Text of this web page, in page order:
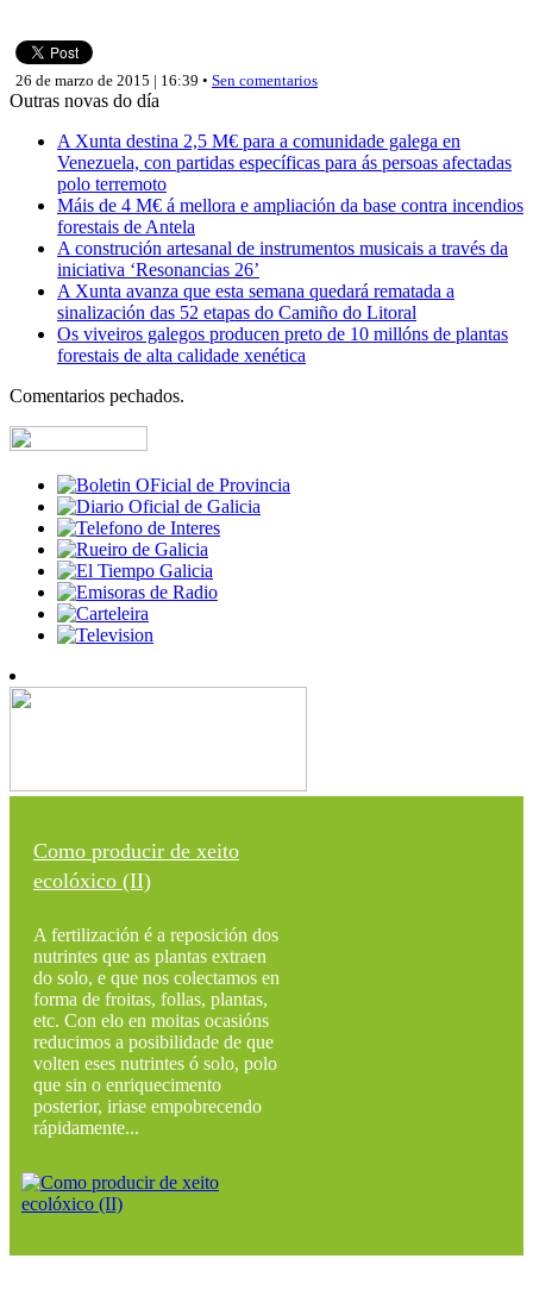
26 de marzo de 2015 | 16:39 • Sen comentarios
Outras novas do día
A Xunta destina 2,5 M€ para a comunidade galega en
Venezuela, con partidas específicas para ás persoas afectadas
polo terremoto
Máis de 4 M€ á mellora e ampliación da base contra incendios
forestais de Antela
A construción artesanal de instrumentos musicais a través da
iniciativa ‘Resonancias 26’
A Xunta avanza que esta semana quedará rematada a
sinalización das 52 etapas do Camiño do Litoral
Os viveiros galegos producen preto de 10 millóns de plantas
forestais de alta calidade xenética
Comentarios pechados.
Como producir de xeito
ecolóxico (II)
A fertilización é a reposición dos
nutrintes que as plantas extraen
do solo, e que nos colectamos en
forma de froitas, follas, plantas,
etc. Con elo en moitas ocasións
reducimos a posibilidade de que
volten eses nutrintes ó solo, polo
que sin o enriquecimento
posterior, iriase empobrecendo
rápidamente...